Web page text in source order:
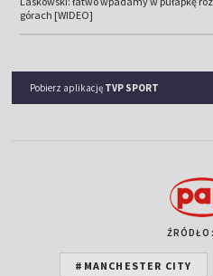
górach [WIDEO]
Pobierz aplikację TVP SPORT
#MANCHESTER CITY